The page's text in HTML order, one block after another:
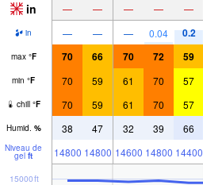
in — — — — —
in — — — 0.04 0.2
max °F 70 66 70 72 59
min °F 70 59 61 70 57
chill °F 70 59 61 70 57
Humid. % 38 47 32 39 66
Niveau de
gel ft 14800 14800 14600 14800 14400
15000ft